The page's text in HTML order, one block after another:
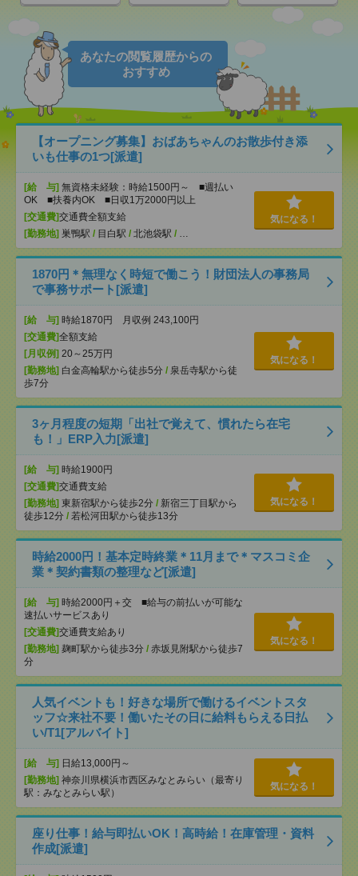
あなたの閲覧履歴からの
おすすめ
【オープニング募集】おばあちゃんのお散歩付き添
いも仕事の1つ[派遣]
[給 与] 無資格未経験：時給1500円～ ■週払い
OK ■扶養内OK ■日収1万2000円以上
[交通費]交通費全額支給
[勤務地] 巣鴨駅 / 目白駅 / 北池袋駅 / …
気になる！
1870円＊無理なく時短で働こう！財団法人の事務局
で事務サポート[派遣]
[給 与] 時給1870円 月収例 243,100円
[交通費]全額支給
[月収例] 20～25万円
[勤務地] 白金高輪駅から徒歩5分 / 泉岳寺駅から徒
歩7分
気になる！
3ヶ月程度の短期「出社で覚えて、慣れたら在宅
も！」ERP入力[派遣]
[給 与] 時給1900円
[交通費]交通費支給
[勤務地] 東新宿駅から徒歩2分 / 新宿三丁目駅から
徒歩12分 / 若松河田駅から徒歩13分
気になる！
時給2000円！基本定時終業＊11月まで＊マスコミ企
業＊契約書類の整理など[派遣]
[給 与] 時給2000円＋交 ■給与の前払いが可能な
速払いサービスあり
[交通費]交通費支給あり
[勤務地] 麹町駅から徒歩3分 / 赤坂見附駅から徒歩7
分
気になる！
人気イベントも！好きな場所で働けるイベントスタ
ッフ☆来社不要！働いたその日に給料もらえる日払
い/T1[アルバイト]
[給 与] 日給13,000円～
[勤務地] 神奈川県横浜市西区みなとみらい（最寄り
駅：みなとみらい駅）
気になる！
座り仕事！給与即払いOK！高時給！在庫管理・資料
作成[派遣]